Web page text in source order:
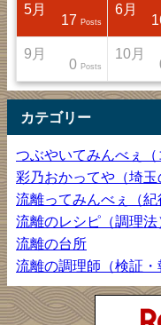
5月
17 Posts
6月
9月
0 Posts
10月
カテゴリー
つぶやいてみんべぇ（
彩乃おかってや（埼玉
流離ってみんべぇ（紀
流離のレシピ（調理法
流離の台所
流離の調理師（検証・